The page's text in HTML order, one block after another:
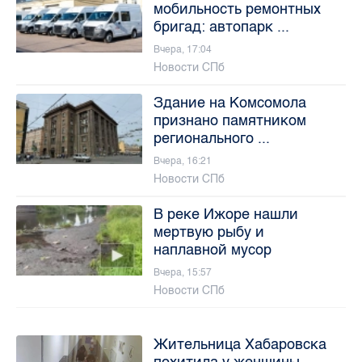
мобильность ремонтных
бригад: автопарк ...
Вчера, 17:04
Новости СПб
Здание на Комсомола
признано памятником
регионального ...
Вчера, 16:21
Новости СПб
В реке Ижоре нашли
мертвую рыбу и
наплавной мусор
Вчера, 15:57
Новости СПб
Жительница Хабаровска